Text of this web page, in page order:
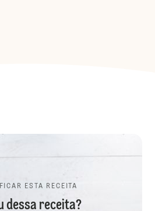
ESTA RECEITA
dessa receita?